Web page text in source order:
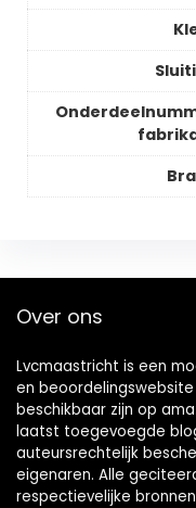
Over ons
Lvcmaastricht is een
en
beschikbaar zijn op
laatst toegevoegde
auteursrechtelijk
eigenaren. Alle
respectievelijke